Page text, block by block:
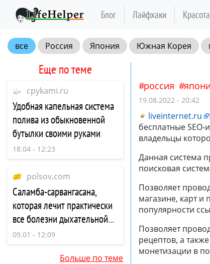
Блог Лайфхаки Красота
все Россия Япония Южная Корея
Еще по теме
cpykami.ru
Удобная капельная система
полива из обыкновенной
бутылки своими руками
18.04 - 12:23
polsov.com
​Саламба-сарвангасана,
которая лечит практически
все болезни дыхательной
системы
09.01 - 12:09
Больше по теме
россия
19.08.2022 - 20:42
liveinternet.ru :
бесплатные SEO-
владельцы
Данная система
поисковая
Позволяет
магазине, карт и
популярности
Позволяет
рецептов, а
монетизации в